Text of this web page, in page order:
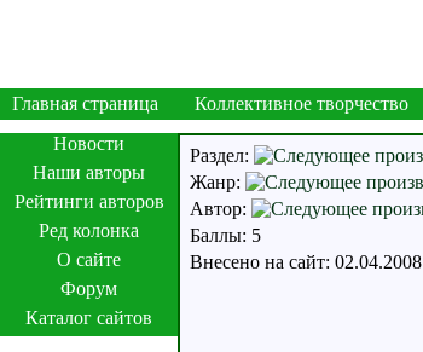
Главная страница Коллективное творчество
Новости
Наши авторы
Рейтинги авторов
Ред колонка
О сайте
Форум
Каталог сайтов
Раздел:
Жанр:
Автор:
Баллы: 5
Внесено на сайт: 02.04.2008